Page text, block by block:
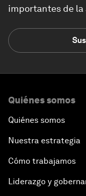
importantes de la
Quiénes somos
Quiénes somos
Nuestra estrategia
Cómo trabajamos
Liderazgo y